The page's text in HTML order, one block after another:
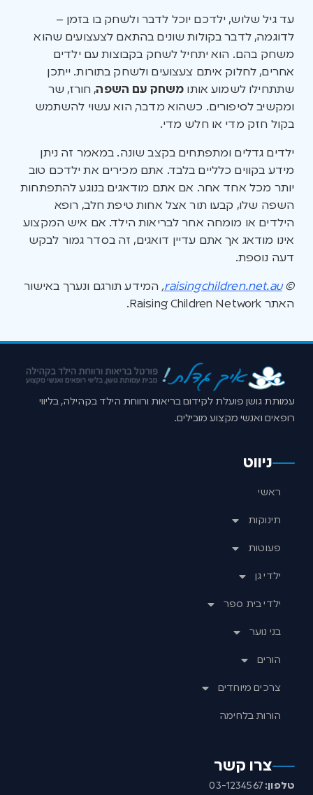
עד גיל שלוש, ילדכם יוכל לדבר ולשחק בו בזמן –
לדוגמה, לדבר בקולות שונים בהתאם לצעצועים שהוא
משחק בהם. הוא יתחיל לשחק בקבוצות עם ילדים
אחרים, לחלוק איתם צעצועים ולשחק בתורות. ייתכן
שתתחילו לשמוע אותו משחק עם השפה, חורז, שר
ומקשיב לסיפורים. כשהוא מדבר, הוא עשוי להשתמש
בקול חזק מדי או חלש מדי.
ילדים גדלים ומתפתחים בקצב שונה. במאמר זה ניתן
מידע בקווים כלליים בלבד. אתם מכירים את ילדכם טוב
יותר מכל אחד אחר. אם אתם מודאגים בנוגע להתפתחות
השפה שלו, קבעו תור אצל אחות טיפת חלב, רופא
הילדים או מומחה אחר לבריאות הילד. אם איש המקצוע
אינו מודאג אך אתם עדיין דואגים, זה בסדר גמור לבקש
דעה נוספת.
©
raisingchildren.net.au
, המידע תורגם ונערך באישור
האתר Raising Children Network.
עמותת גושן פועלת לקידום בריאות ורווחת הילד בקהילה, בליווי
רופאים ואנשי מקצוע מובילים.
ניווט
ראשי
תינוקות
פעוטות
ילדי גן
ילדי בית ספר
בני נוער
הורים
צרכים מיוחדים
הורות בלחימה
צרו קשר
טלפון:03-1234567